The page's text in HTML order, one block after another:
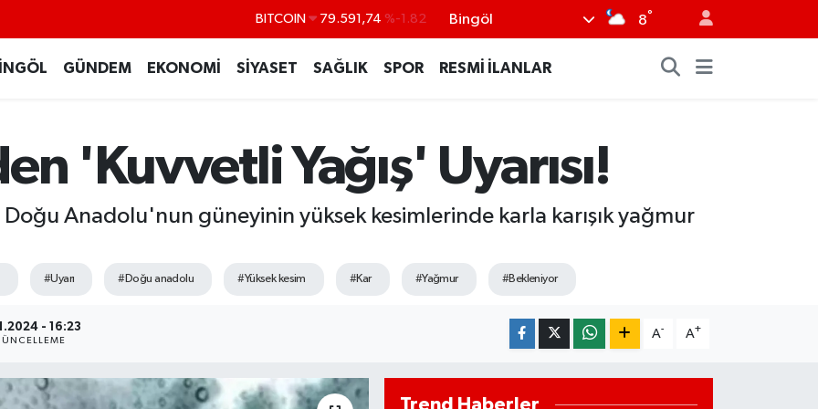
DOLAR 45,43620 %0.02
BİST100 14.598,00 %0
BITCOIN 79.591,74 %-1.82
Bingöl 8°
GÜNDEM EKONOMİ SİYASET SAĞLIK SPOR RESMİ İLANLAR
'Kuvvetli Yağış' Uyarısı!
Anadolu'nun güneyinin yüksek kesimlerinde karla karışık yağmur
#Uyarı #Doğu anadolu #Yüksek kesim #Kar #Yağmur #Bekleniyor
- 16:23 A- A+
Trend Haberler